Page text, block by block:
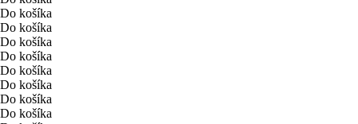
Do košíka
Do košíka
Do košíka
Do košíka
Do košíka
Do košíka
Do košíka
Do košíka